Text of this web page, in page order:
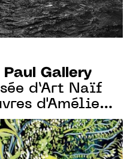
Gallery
d’Art Naïf
d'Amélie
"Rendez-